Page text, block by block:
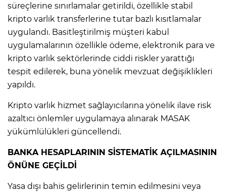
süreçlerine sınırlamalar getirildi, özellikle stabil
kripto varlık transferlerine tutar bazlı kısıtlamalar
uygulandı. Basitleştirilmiş müşteri kabul
uygulamalarının özellikle ödeme, elektronik para ve
kripto varlık sektörlerinde ciddi riskler yarattığı
tespit edilerek, buna yönelik mevzuat değişiklikleri
yapıldı.
Kripto varlık hizmet sağlayıcılarına yönelik ilave risk
azaltıcı önlemler uygulamaya alınarak MASAK
yükümlülükleri güncellendi.
BANKA HESAPLARININ SİSTEMATİK AÇILMASININ
ÖNÜNE GEÇİLDİ
Yasa dışı bahis gelirlerinin temin edilmesini veya